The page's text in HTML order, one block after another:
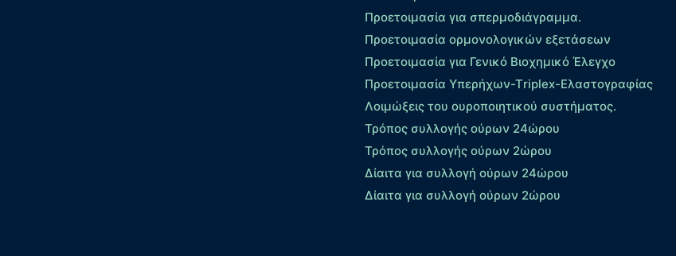
Προετοιμασία για σπερμοδιάγραμμα.
Προετοιμασία ορμονολογικών εξετάσεων
Προετοιμασία για Γενικό Βιοχημικό Έλεγχο
Προετοιμασία Υπερήχων-Τriplex-Ελαστογραφίας
Λοιμώξεις του ουροποιητικού συστήματος.
Τρόπος συλλογής ούρων 24ώρου
Τρόπος συλλογής ούρων 2ώρου
Δίαιτα για συλλογή ούρων 24ώρου
Δίαιτα για συλλογή ούρων 2ώρου